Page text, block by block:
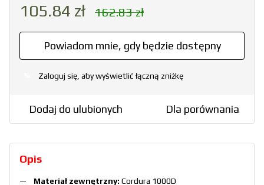
105.84 zł 162.83 zł
Powiadom mnie, gdy będzie dostępny
Zaloguj się, aby wyświetlić łączną zniżkę
Dodaj do ulubionych Dla porównania
Opis
Materiał zewnętrzny: Cordura 1000D